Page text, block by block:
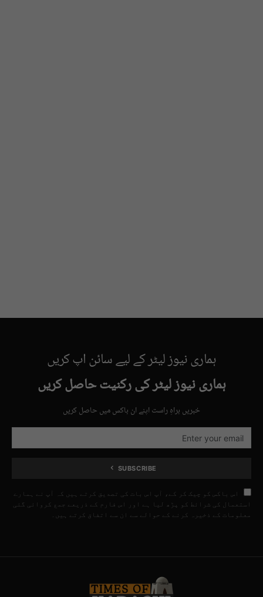
ہماری نیوز لیٹر کے لیے سائن اپ کریں
ہماری نیوز لیٹر کی رکنیت حاصل کریں
خبریں براہِ راست اپنے ان باکس میں حاصل کریں
SUBSCRIBE
اس باکس کو چیک کر کے، آپ اس بات کی تصدیق کرتے ہیں کہ آپ نے ہمارے
استعمال کی شرائط کو پڑھ لیا ہے اور اس فارم کے ذریعے جمع کروائی گئی
معلومات کے ذخیرہ کرنے کے حوالے سے ان سے اتفاق کرتے ہیں۔